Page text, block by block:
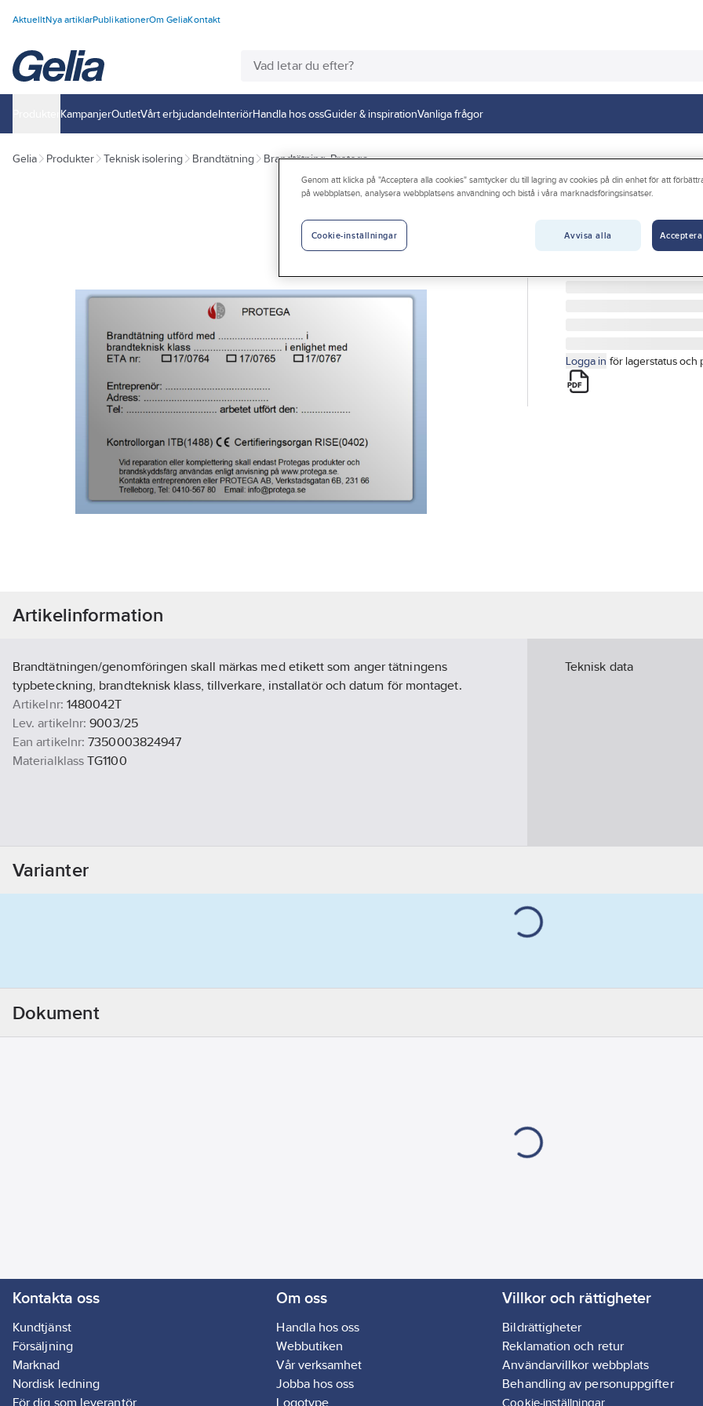
AktuelltNya artiklarPublikationerOm GeliaKontakt
KampanjerOutletVårt erbjudandeInteriörHandla hos ossGuider & inspirationVanliga frågor
Gelia Produkter Teknisk isolering Brandtätning Brandtätning, Protega
PROTEGA
MÄRKETIKETT
Logga in för lagerstatus och
Artikelinformation
Brandtätningen/genomföringen skall märkas med etikett som anger tätningens
typbeteckning, brandteknisk klass, tillverkare, installatör och datum för montaget.
Artikelnr: 1480042T
Lev. artikelnr: 9003/25
Ean artikelnr: 7350003824947
Materialklass TG1100
Teknisk data
Varianter
Dokument
Kontakta oss
Kundtjänst
Försäljning
Marknad
Nordisk ledning
För dig som leverantör
Om oss
Handla hos oss
Webbutiken
Vår verksamhet
Jobba hos oss
Logotype
Villkor och rättigheter
Bildrättigheter
Reklamation och retur
Användarvillkor webbplats
Behandling av personuppgifter
Cookie-inställningar
Genom att klicka på "Acceptera alla cookies" samtycker du till lagring av cookies på din enhet för att
på webbplatsen, analysera webbplatsens användning och bistå i våra marknadsföringsinsatser.
Avvisa alla
Cookie-inställningar